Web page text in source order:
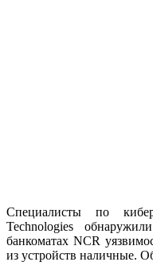
Специалисты по
Technologies
банкоматах NCR
из устройств наличные.